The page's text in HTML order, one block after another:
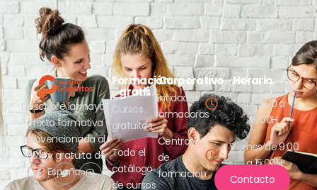
Descubre la mayor
oferta formativa
subvencionada al
100% y gratuita de
España.
Formación
gratis
Cursos
gratuitos
Todo el
catálogo
de cursos
Corporativo
Entidades
formadoras
Centros
de
formación
Horario
Lunes a jueves
de 9:00 a
18:00H
Viernes de 9:00
a 15:00H
Contacto